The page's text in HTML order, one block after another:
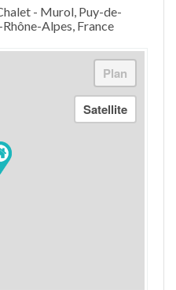
- Murol, Puy-de-
Alpes, France